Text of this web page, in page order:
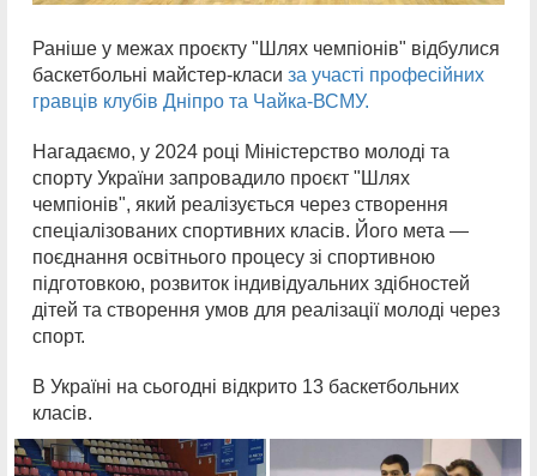
Раніше у межах проєкту "Шлях чемпіонів" відбулися
баскетбольні майстер-класи за участі професійних
гравців клубів Дніпро та Чайка-ВСМУ.
Нагадаємо, у 2024 році Міністерство молоді та
спорту України запровадило проєкт "Шлях
чемпіонів", який реалізується через створення
спеціалізованих спортивних класів. Його мета —
поєднання освітнього процесу зі спортивною
підготовкою, розвиток індивідуальних здібностей
дітей та створення умов для реалізації молоді через
спорт.
В Україні на сьогодні відкрито 13 баскетбольних
класів.